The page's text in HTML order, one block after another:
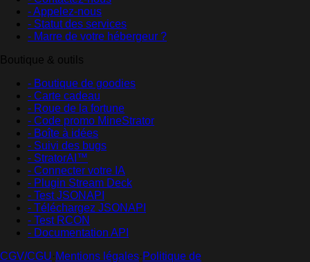
- Appelez-nous
- Statut des services
- Marre de votre hébergeur ?
Boutique & outils
- Boutique de goodies
- Carte cadeau
- Roue de la fortune
- Code promo MineStrator
- Boîte à idées
- Suivi des bugs
- StratorAI™
- Connecter votre IA
- Plugin Stream Deck
- Test JSONAPI
- Téléchargez JSONAPI
- Test RCON
- Documentation API
CGV/CGU· Mentions légales· Politique de